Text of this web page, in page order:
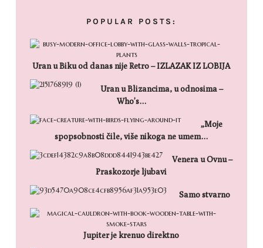
POPULAR POSTS:
Uran u Biku od danas nije Retro – IZLAZAK IZ LOBIJA
Uran u Blizancima, u odnosima –
Who’s…
„Moje
spopsobnosti čile, više nikoga ne umem…
Venera u Ovnu –
Praskozorje ljubavi
Samo stvarno
Jupiter je krenuo direktno